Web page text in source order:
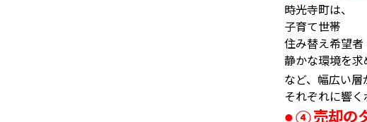
時光寺町は、
子育て世帯
住み替え希望者
静かな環境を求
など、幅広い層
それぞれに響く
●④売却の